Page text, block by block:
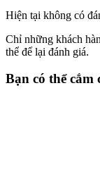
Hiện tại không có
Chỉ những khách
thể để lại đánh giá.
Bạn có thể cắm